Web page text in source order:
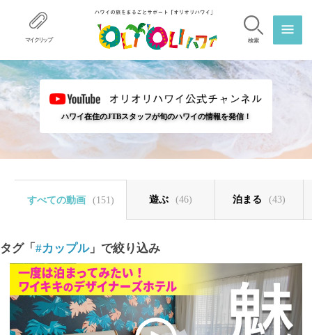
マイクリップ 検索
ハワイ在住のJTBスタッフが旬のハワイの情報を発信！
すべての動画 (151) 遊ぶ (46) 泊まる (43)
タグ「 #カップル」で絞り込み